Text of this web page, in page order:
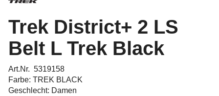
Trek District+ 2 LS
Belt L Trek Black
Art.Nr. 5319158
Farbe: TREK BLACK
Geschlecht: Damen